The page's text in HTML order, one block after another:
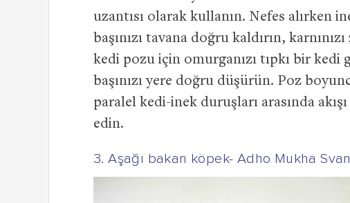
uzantısı olarak kullanın. Nefes alırken
başınızı tavana doğru kaldırın,
kedi pozu için omurganızı tıpkı bir kedi
başınızı yere doğru düşürün. Poz
paralel kedi-inek duruşları arasında
edin.
3. Aşağı bakan köpek- Adho Mukha